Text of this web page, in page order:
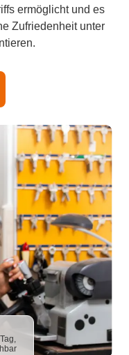
ermöglicht und es
Zufriedenheit unter